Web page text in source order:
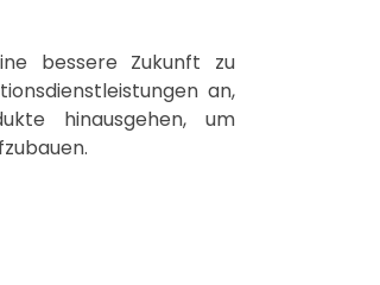
bessere Zukunft zu
an,
hinausgehen, um